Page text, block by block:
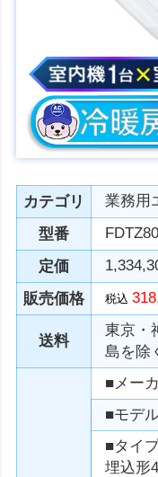
カテゴリ
業務用
型番
定価
販売価格
税込
送料
東京・
島を除
■メー
■モデ
■タイ
埋込形